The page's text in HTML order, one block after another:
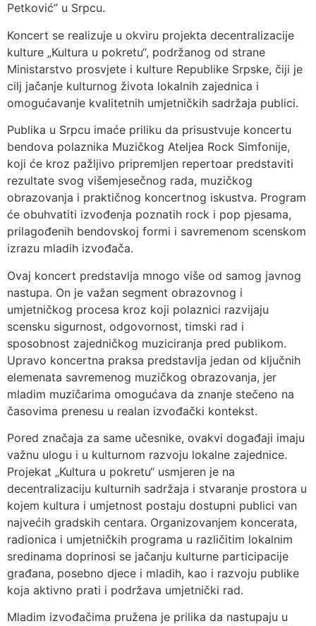
Petković” u Srpcu.
Koncert se realizuje u okviru projekta decentralizacije
kulture „Kultura u pokretu“, podržanog od strane
Ministarstvo prosvjete i kulture Republike Srpske, čiji je
cilj jačanje kulturnog života lokalnih zajednica i
omogućavanje kvalitetnih umjetničkih sadržaja publici.
Publika u Srpcu imaće priliku da prisustvuje koncertu
bendova polaznika Muzičkog Ateljea Rock Simfonije,
koji će kroz pažljivo pripremljen repertoar predstaviti
rezultate svog višemjesečnog rada, muzičkog
obrazovanja i praktičnog koncertnog iskustva. Program
će obuhvatiti izvođenja poznatih rock i pop pjesama,
prilagođenih bendovskoj formi i savremenom scenskom
izrazu mladih izvođača.
Ovaj koncert predstavlja mnogo više od samog javnog
nastupa. On je važan segment obrazovnog i
umjetničkog procesa kroz koji polaznici razvijaju
scensku sigurnost, odgovornost, timski rad i
sposobnost zajedničkog muziciranja pred publikom.
Upravo koncertna praksa predstavlja jedan od ključnih
elemenata savremenog muzičkog obrazovanja, jer
mladim muzičarima omogućava da znanje stečeno na
časovima prenesu u realan izvođački kontekst.
Pored značaja za same učesnike, ovakvi događaji imaju
važnu ulogu i u kulturnom razvoju lokalne zajednice.
Projekat „Kultura u pokretu“ usmjeren je na
decentralizaciju kulturnih sadržaja i stvaranje prostora u
kojem kultura i umjetnost postaju dostupni publici van
najvećih gradskih centara. Organizovanjem koncerata,
radionica i umjetničkih programa u različitim lokalnim
sredinama doprinosi se jačanju kulturne participacije
građana, posebno djece i mladih, kao i razvoju publike
koja aktivno prati i podržava umjetnički rad.
Mladim izvođačima pružena je prilika da nastupaju u